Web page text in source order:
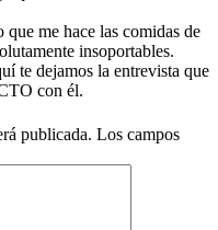
me hace las comidas de
insoportables.
te dejamos la entrevista que
con él.
publicada. Los campos